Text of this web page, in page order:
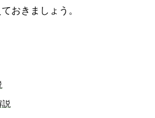
おきましょう。
説